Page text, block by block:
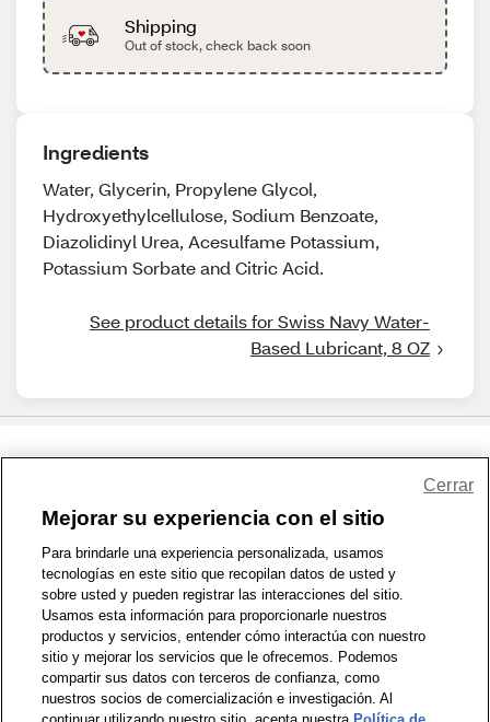
Shipping
Out of stock, check back soon
Ingredients
Water, Glycerin, Propylene Glycol,
Hydroxyethylcellulose, Sodium Benzoate,
Diazolidinyl Urea, Acesulfame Potassium,
Potassium Sorbate and Citric Acid.
See product details for Swiss Navy Water-
Based Lubricant, 8 OZ
1-800-679-9691 | Contáctenos | Términos de Uso | Accesibilidad
Política de Privacidad | WA Privacy Policy | Mapa del sitio
Zona de Bienestar | © 1999 - 2026 CVS.com
Mejorar su experiencia con el sitio
Para brindarle una experiencia personalizada, usamos
tecnologías en este sitio que recopilan datos de usted y
sobre usted y pueden registrar las interacciones del sitio.
Usamos esta información para proporcionarle nuestros
productos y servicios, entender cómo interactúa con nuestro
sitio y mejorar los servicios que le ofrecemos. Podemos
compartir sus datos con terceros de confianza, como
nuestros socios de comercialización e investigación. Al
Cerrar